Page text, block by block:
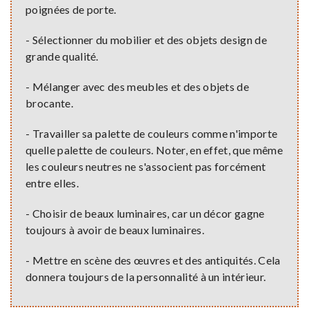
poignées de porte.
- Sélectionner du mobilier et des objets design de
grande qualité.
- Mélanger avec des meubles et des objets de
brocante.
- Travailler sa palette de couleurs comme n'importe
quelle palette de couleurs. Noter, en effet, que même
les couleurs neutres ne s'associent pas forcément
entre elles.
- Choisir de beaux luminaires, car un décor gagne
toujours à avoir de beaux luminaires.
- Mettre en scène des œuvres et des antiquités. Cela
donnera toujours de la personnalité à un intérieur.